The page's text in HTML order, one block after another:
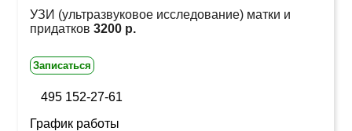
УЗИ (ультразвуковое исследование) матки и
придатков 3200 р.
Записаться
495 152-27-61
График работы